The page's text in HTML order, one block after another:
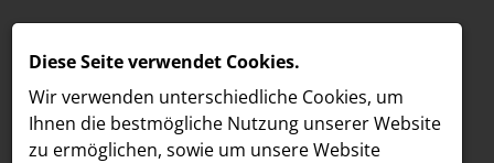
Diese Seite verwendet Cookies.
Wir verwenden unterschiedliche Cookies, um
Ihnen die best­mögliche Nutzung unserer Website
zu ermöglichen, sowie um unsere Website